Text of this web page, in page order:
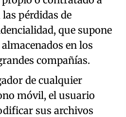
pérdidas de
que supone
en los
compañías.
de cualquier
móvil, el usuario
sus archivos